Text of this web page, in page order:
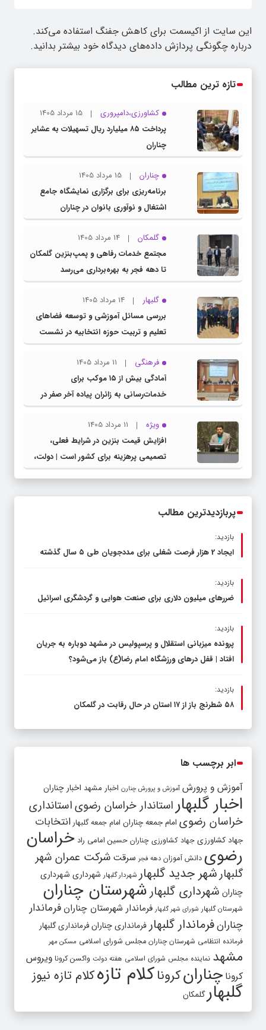
این سایت از اکیسمت برای کاهش جفنگ استفاده می‌کند.
درباره چگونگی پردازش داده‌های دیدگاه خود بیشتر بدانید.
تازه ترین مطالب
کشاورزی،دامپروری
15 مرداد 1405
پرداخت ۸۵ میلیارد ریال تسهیلات به عشایر
چناران
چناران
15 مرداد 1405
برنامه‌ریزی برای برگزاری نمایشگاه جامع
اشتغال و نوآوری بانوان در چناران
گلمکان
14 مرداد 1405
مجتمع خدمات رفاهی و پمپ‌بنزین گلمکان
تا دهه فجر به بهره‌برداری می‌رسد
گلبهار
14 مرداد 1405
بررسی مسائل آموزشی و توسعه فضاهای
تعلیم و تربیت حوزه انتخابیه در نشست
مشترک عضو کمیسیون آموزش مجلس با
مدیرکل آموزش و پرورش خراسان رضوی
فرهنگی
11 مرداد 1405
آمادگی بیش از ۱۵ موکب برای
خدمات‌رسانی به زائران پیاده آخر صفر در
شهرستان چناران
ویژه
11 مرداد 1405
افزایش قیمت بنزین در شرایط فعلی،
تصمیمی پرهزینه برای کشور است | دولت،
قاچاق سوخت و عوامل اصلی ناترازی را
پربازدیدترین مطالب
بازدید:
ایجاد 2 هزار فرصت شغلی برای مددجویان طی ۵ سال گذشته
بازدید:
ضررهای میلیون دلاری برای صنعت هوایی و گردشگری اسرائیل
بازدید:
پرونده میزبانی استقلال و پرسپولیس در مشهد دوباره به جریان
افتاد | قفل در‌های ورزشگاه امام رضا(ع) باز می‌شود؟
بازدید:
۵۸ شطرنج‌ باز از ۱۷ استان در حال رقابت در گلمکان
ابر برچسب ها
آموزش و پرورش آموزش و پرورش چنارن اخبار مشهد اخبار چناران
اخبار گلبهاراستاندار خراسان رضویاستانداری
خراسان رضوی امام جمعه چناران امام جمعه گلبهار انتخابات
جهاد کشاورزی جهاد کشاورزی چناران حسین امامی راد خراسان
رضوی دانش آموزان دهه فجر سرقت شرکت عمران شهر
گلبهارشهر جدید گلبهار شهردار گلبهار شهرداری شهرداری
چناران شهرداری گلبهارشهرستان چناران
شهرستان گلبهار شورای شهر گلبهار فرماندار شهرستان چناران فرماندار
چنارانفرماندار گلبهارفرمانداری چنارانفرمانداری گلبهار
فرمانده انتظامی شهرستان چناران مجلس شورای اسلامی مسکن مهر
مشهد نماینده مجلس شورای اسلامی هفته دولت واکسن کرونا ویروس
کرونا چنارانکروناکلام تازهکلام تازه نیوز
گلبهارگلمکان